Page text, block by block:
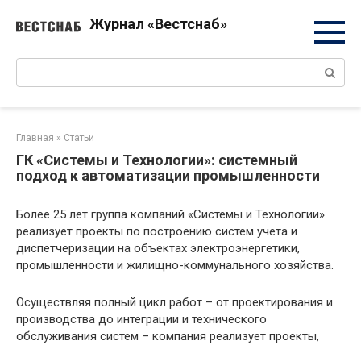
Журнал «Вестснаб»
Главная » Статьи
ГК «Системы и Технологии»: системный
подход к автоматизации промышленности
Более 25 лет группа компаний «Системы и Технологии»
реализует проекты по построению систем учета и
диспетчеризации на объектах электроэнергетики,
промышленности и жилищно-коммунального хозяйства.
Осуществляя полный цикл работ – от проектирования и
производства до интеграции и технического
обслуживания систем – компания реализует проекты,